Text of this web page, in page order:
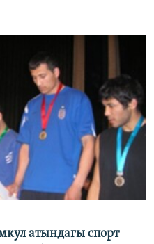
атындагы спорт